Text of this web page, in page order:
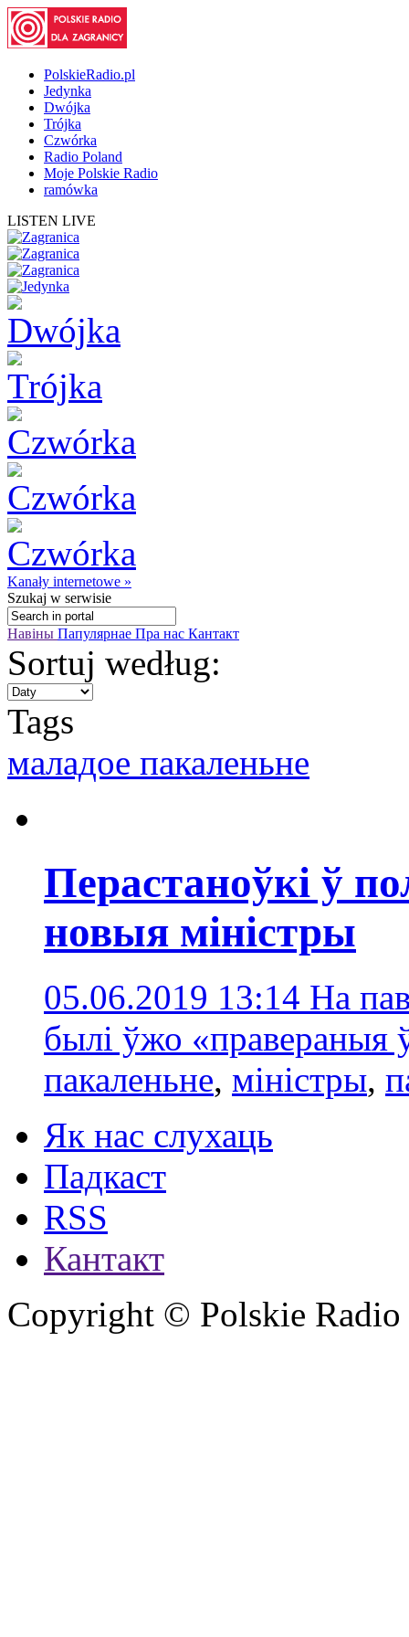
PolskieRadio.pl
Jedynka
Dwójka
Trójka
Czwórka
Radio Poland
Moje Polskie Radio
ramówka
LISTEN LIVE
Kanały internetowe »
Szukaj w serwisie
Навіны Папулярнае Пра нас Кантакт
Sortuj według:
Tags
маладое пакаленьне
Перастаноўкі ў
новыя міністры
05.06.2019 13:14 На
былі ўжо «правераныя
пакаленьне, міністры,
Як нас слухаць
Падкаст
RSS
Кантакт
Copyright © Polskie